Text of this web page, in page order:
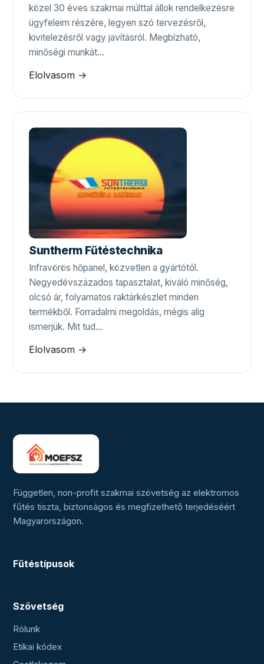
közel 30 éves szakmai múlttal állok rendelkezésre
ügyfeleim részére, legyen szó tervezésről,
kivitelezésről vagy javításról. Megbízható,
minőségi munkát…
Elolvasom →
Suntherm Fűtéstechnika
Infravörös hőpanel, közvetlen a gyártótól.
Negyedévszázados tapasztalat, kiváló minőség,
olcsó ár, folyamatos raktárkészlet minden
termékből. Forradalmi megoldás, mégis alig
ismerjük. Mit tud…
Elolvasom →
Független, non-profit szakmai szövetség az elektromos
fűtés tiszta, biztonságos és megfizethető terjedéséért
Magyarországon.
Fűtéstípusok
Szövetség
Rólunk
Etikai kódex